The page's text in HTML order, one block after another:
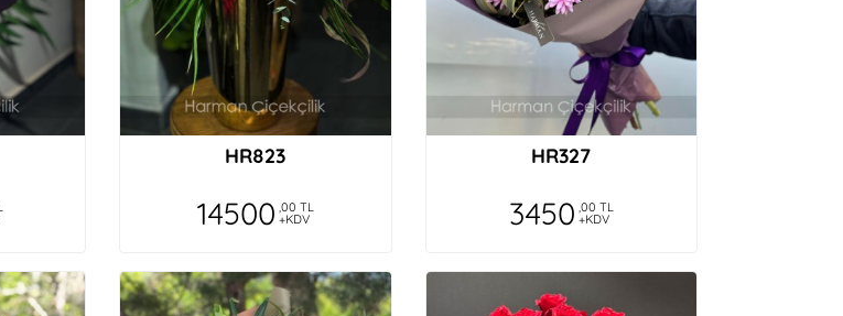
HR823
14500 ,00 TL
+KDV
HR327
3450 ,00 TL
+KDV